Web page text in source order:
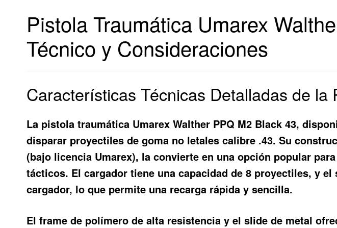
Pistola Traumática Umarex
Técnico y Consideraciones
Características Técnicas Detalladas de la
La pistola traumática Umarex Walther PPQ M2 Black 43,
disparar proyectiles de goma no letales calibre .43. Su
(bajo licencia Umarex), la convierte en una opción popular
tácticos. El cargador tiene una capacidad de 8 proyectiles, y
cargador, lo que permite una recarga rápida y sencilla.
El frame de polímero de alta resistencia y el slide de metal